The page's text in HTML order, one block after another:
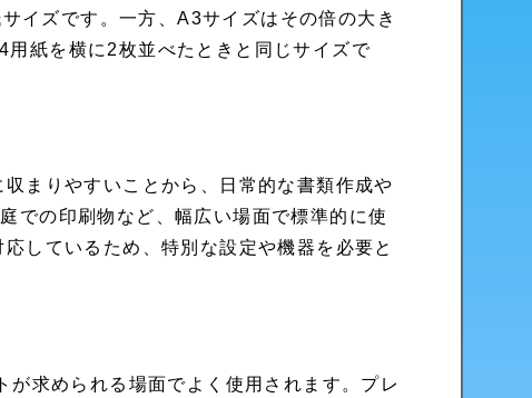
イズです。一方、A3サイズはその倍の大き
紙を横に2枚並べたときと同じサイズで
まりやすいことから、日常的な書類作成や
での印刷物など、幅広い場面で標準的に使
しているため、特別な設定や機器を必要と
求められる場面でよく使用されます。プレ